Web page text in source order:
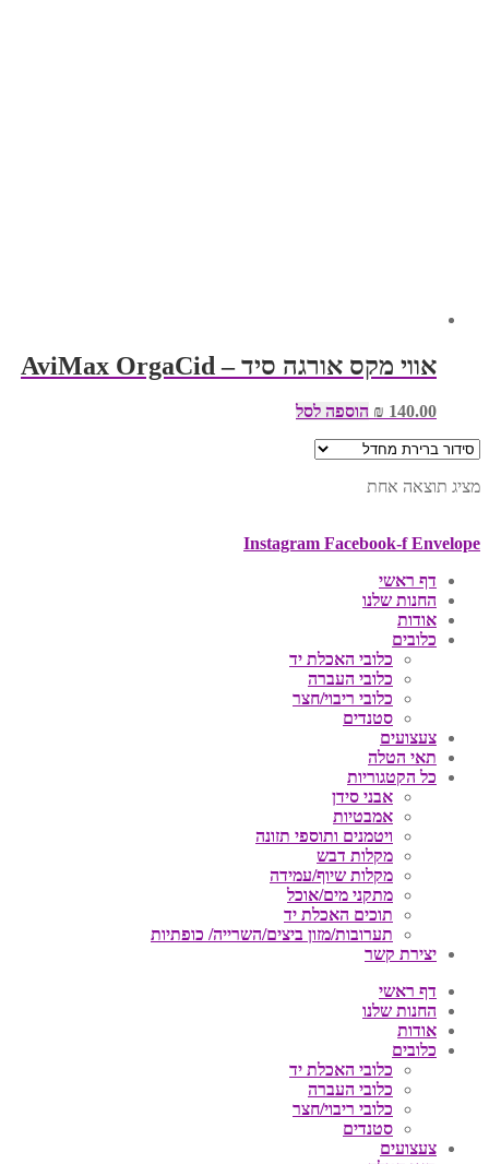
אווי מקס אורגה סיד – AviMax OrgaCid
₪ 140.00 הוספה לסל
מציג תוצאה אחת
Instagram Facebook-f Envelope
דף ראשי
החנות שלנו
אודות
כלובים
כלובי האכלת יד
כלובי העברה
כלובי ריבוי/חצר
סטנדים
צעצועים
תאי הטלה
כל הקטגוריות
אבני סידן
אמבטיות
ויטמנים ותוספי תזונה
מקלות דבש
מקלות שיוף/עמידה
מתקני מים/אוכל
תוכים האכלת יד
תערובות/מזון ביצים/השרייה/ כופתיות
יצירת קשר
דף ראשי
החנות שלנו
אודות
כלובים
כלובי האכלת יד
כלובי העברה
כלובי ריבוי/חצר
סטנדים
צעצועים